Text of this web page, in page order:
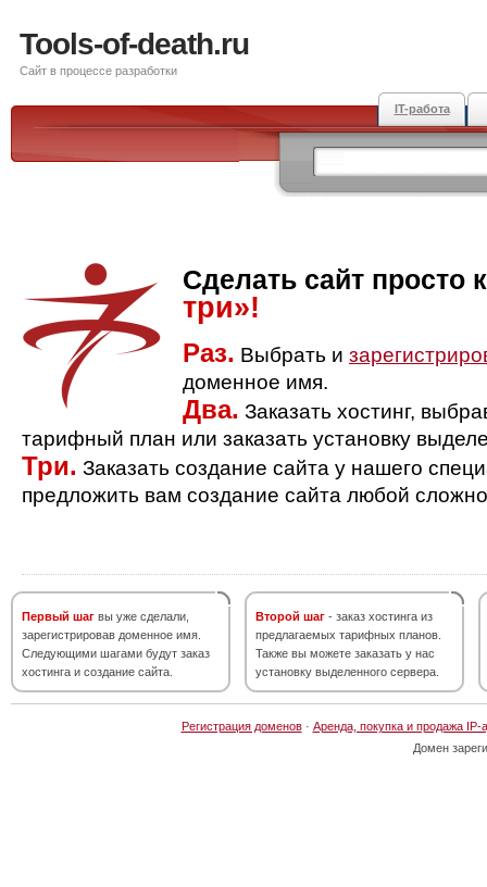
Tools-of-death.ru
Сайт в процессе разработки
IT-работа
Сделать сайт просто
три»!
Раз. Выбрать и
доменное имя.
Два. Заказать хостинг,
тарифный план или заказать установку
Три. Заказать создание сайта у нашего
предложить вам создание сайта любой
Первый шаг вы уже сделали,
зарегистрировав доменное имя.
Следующими шагами будут заказ
хостинга и создание сайта.
Второй шаг - заказ хостинга из
предлагаемых тарифных планов.
Также вы можете заказать у нас
установку выделенного сервера.
Регистрация доменов· Аренда, покупка и продажа IP-
Домен